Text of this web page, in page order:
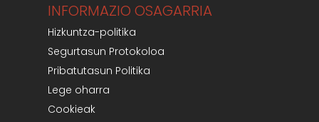
INFORMAZIO OSAGARRIA
Hizkuntza-politika
Segurtasun Protokoloa
Pribatutasun Politika
Lege oharra
Cookieak